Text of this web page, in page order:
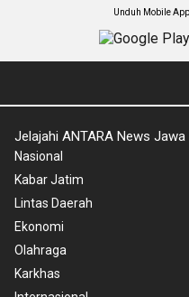
Unduh Mobile
Jelajahi ANTARA News
Nasional
Kabar Jatim
Lintas Daerah
Ekonomi
Olahraga
Karkhas